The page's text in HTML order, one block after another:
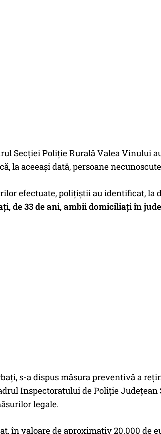
Secției Poliție Rurală Valea Vinului
la aceeași dată, persoane
efectuate, polițiștii au identificat, la
de 33 de ani, ambii domiciliați în
s-a dispus măsura preventivă a
Inspectoratului de Poliție
legale.
în valoare de aproximativ 20.000 de